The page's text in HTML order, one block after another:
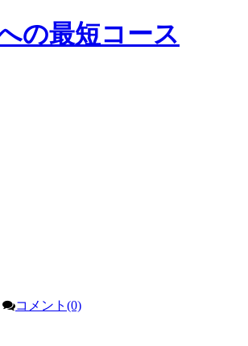
コメント(0)